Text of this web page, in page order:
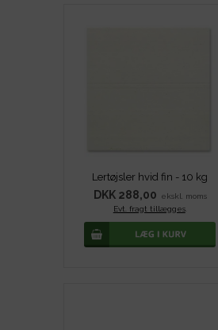
Lertøjsler hvid fin - 10 kg
DKK 288,00
ekskl. moms
Evt. fragt tillægges.